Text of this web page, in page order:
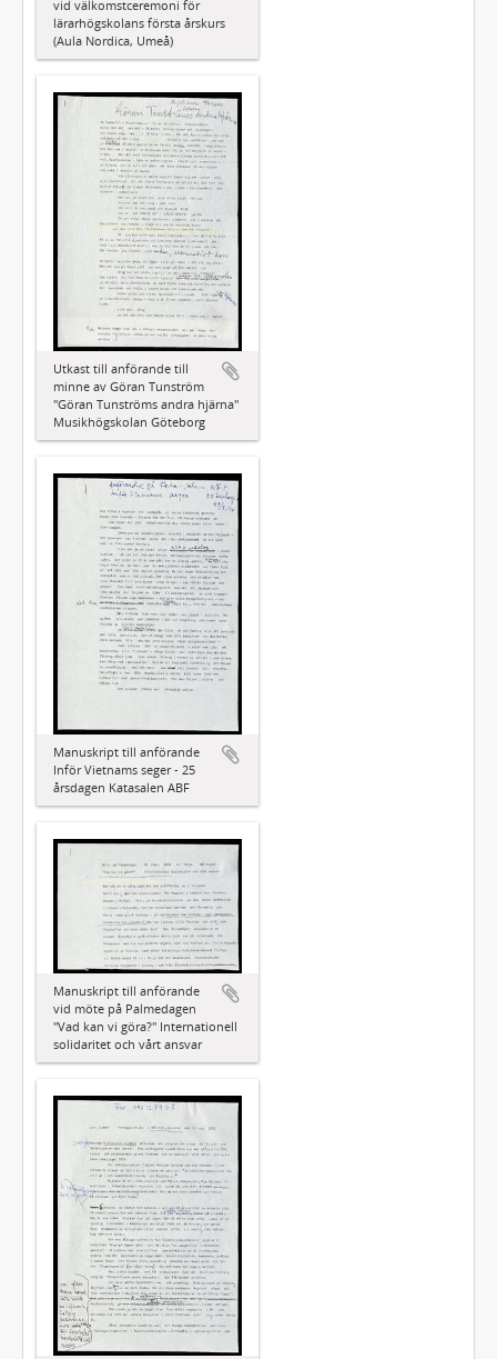
vid välkomstceremoni för
lärarhögskolans första årskurs
(Aula Nordica, Umeå)
Utkast till anförande till
minne av Göran Tunström
"Göran Tunströms andra hjärna"
Musikhögskolan Göteborg
Manuskript till anförande
Inför Vietnams seger - 25
årsdagen Katasalen ABF
Manuskript till anförande
vid möte på Palmedagen
"Vad kan vi göra?" Internationell
solidaritet och vårt ansvar